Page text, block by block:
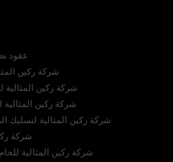
عقود
شركة ركين
شركة ركين
شركة ركين
شركة ركين المثالية لتسليك
شركة
شركة ركين المثالية